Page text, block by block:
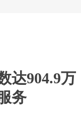
达904.9
务